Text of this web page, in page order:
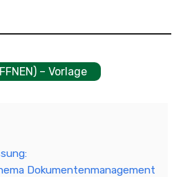
– Vorlage
Dokumentenmanagement